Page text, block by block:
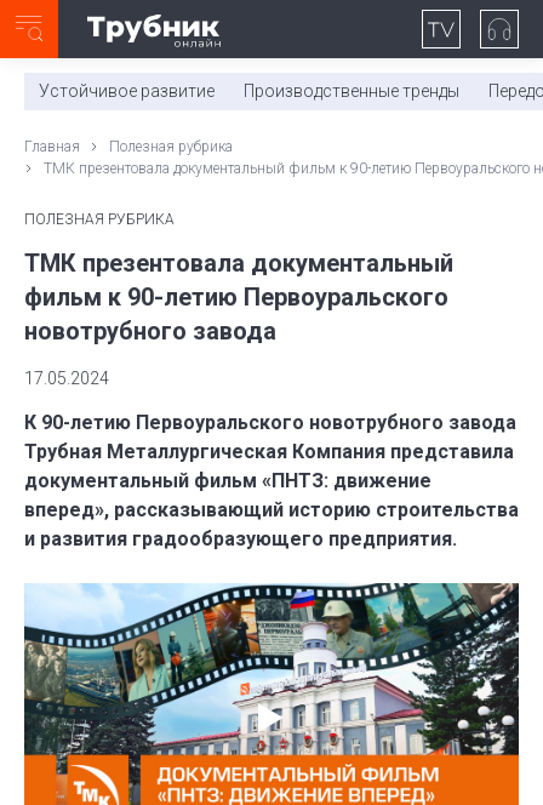
0:00/ 11:03
Устойчивое развитие Производственные тренды
Главная
Полезная рубрика
ТМК презентовала документальный фильм к 90-летию Первоуральского
ПОЛЕЗНАЯ РУБРИКА
ТМК презентовала документальный
фильм к 90-летию Первоуральского
новотрубного завода
17.05.2024
К 90-летию Первоуральского новотрубного завода
Трубная Металлургическая Компания представила
документальный фильм «ПНТЗ: движение
вперед», рассказывающий историю строительства
и развития градообразующего предприятия.